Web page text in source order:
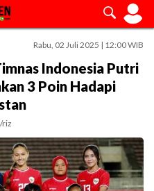
Rabu, 02 Juli 2025 | 12:00 WIB
Indonesia Putri
3 Poin Hadapi
riz